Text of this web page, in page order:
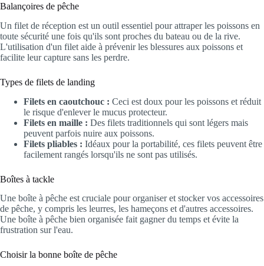
Balançoires de pêche
Un filet de réception est un outil essentiel pour attraper les poissons en
toute sécurité une fois qu'ils sont proches du bateau ou de la rive.
L'utilisation d'un filet aide à prévenir les blessures aux poissons et
facilite leur capture sans les perdre.
Types de filets de landing
Filets en caoutchouc : Ceci est doux pour les poissons et réduit
le risque d'enlever le mucus protecteur.
Filets en maille : Des filets traditionnels qui sont légers mais
peuvent parfois nuire aux poissons.
Filets pliables : Idéaux pour la portabilité, ces filets peuvent être
facilement rangés lorsqu'ils ne sont pas utilisés.
Boîtes à tackle
Une boîte à pêche est cruciale pour organiser et stocker vos accessoires
de pêche, y compris les leurres, les hameçons et d'autres accessoires.
Une boîte à pêche bien organisée fait gagner du temps et évite la
frustration sur l'eau.
Choisir la bonne boîte de pêche